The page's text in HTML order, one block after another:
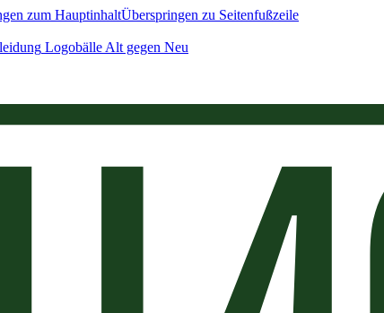
zum HauptinhaltÜberspringen zu Seitenfußzeile
Logobälle Alt gegen Neu